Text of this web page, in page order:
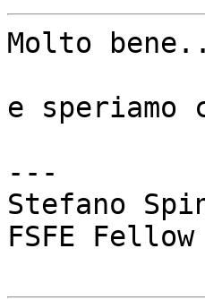
Molto
e speriamo
---
Stefano
FSFE Fellow